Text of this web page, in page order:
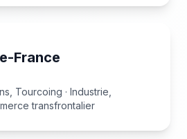
France
Tourcoing · Industrie,
transfrontalier